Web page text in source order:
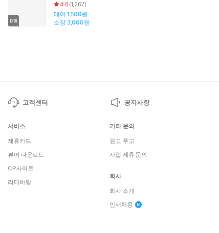
4.6(1,267)
대여 1,500원
소장 3,000원
고객센터 공지사항
서비스
제휴카드
뷰어 다운로드
CP사이트
리디바탕
기타 문의
원고 투고
사업 제휴 문의
회사
회사 소개
인재채용